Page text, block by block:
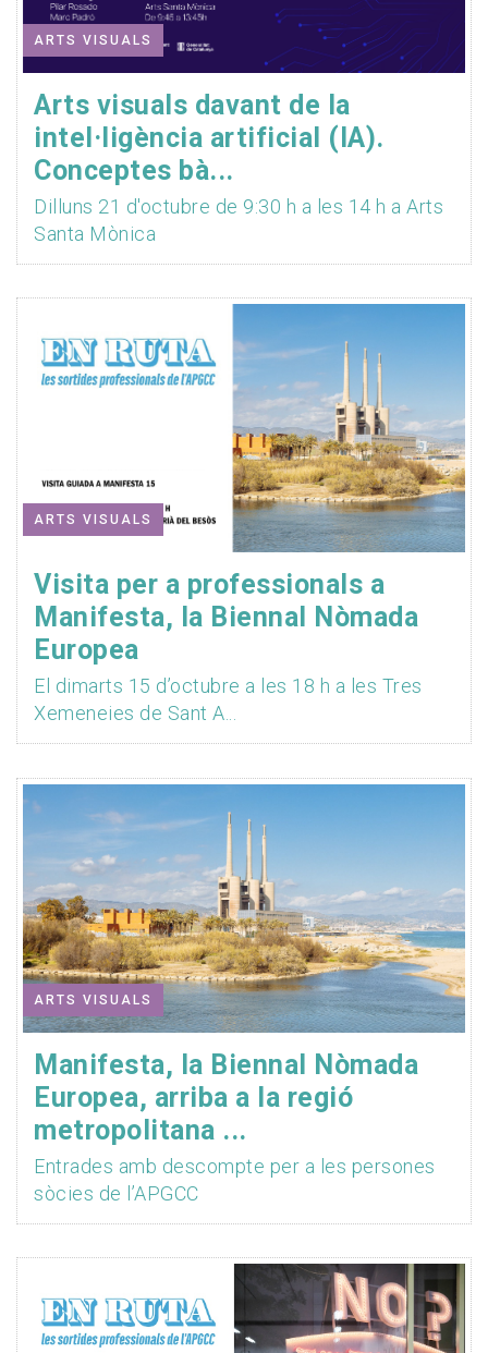
ARTS VISUALS
Arts visuals davant de la
intel·ligència artificial (IA).
Conceptes bà...
Dilluns 21 d'octubre de 9:30 h a les 14 h a Arts
Santa Mònica
ARTS VISUALS
Visita per a professionals a
Manifesta, la Biennal Nòmada
Europea
El dimarts 15 d’octubre a les 18 h a les Tres
Xemeneies de Sant A...
ARTS VISUALS
Manifesta, la Biennal Nòmada
Europea, arriba a la regió
metropolitana ...
Entrades amb descompte per a les persones
sòcies de l’APGCC